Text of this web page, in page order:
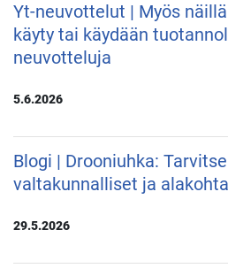
Yt-neuvottelut | Myös
käyty tai käydään
neuvotteluja
5.6.2026
Blogi | Drooniuhka:
valtakunnalliset ja
29.5.2026